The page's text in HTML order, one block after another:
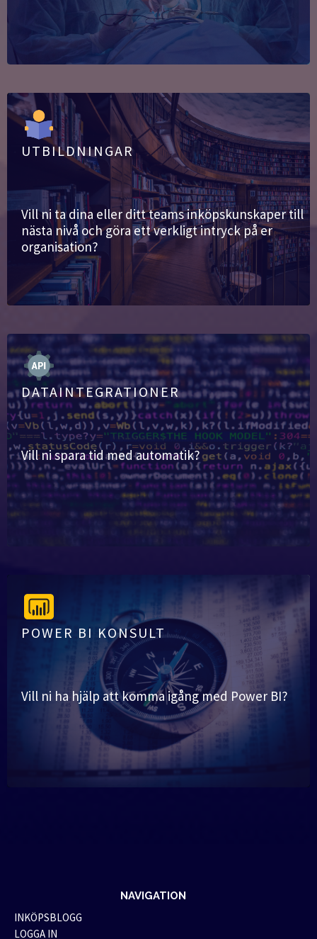
UTBILDNINGAR
Vill ni ta dina eller ditt teams inköpskunskaper till
nästa nivå och göra ett verkligt intryck på er
organisation?
DATAINTEGRATIONER
Vill ni spara tid med automatik?
POWER BI KONSULT
Vill ni ha hjälp att komma igång med Power BI?
NAVIGATION
INKÖPSBLOGG
LOGGA IN